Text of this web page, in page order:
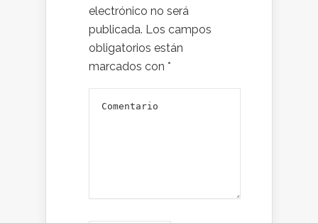
electrónico no será
publicada. Los campos
obligatorios están
marcados con *